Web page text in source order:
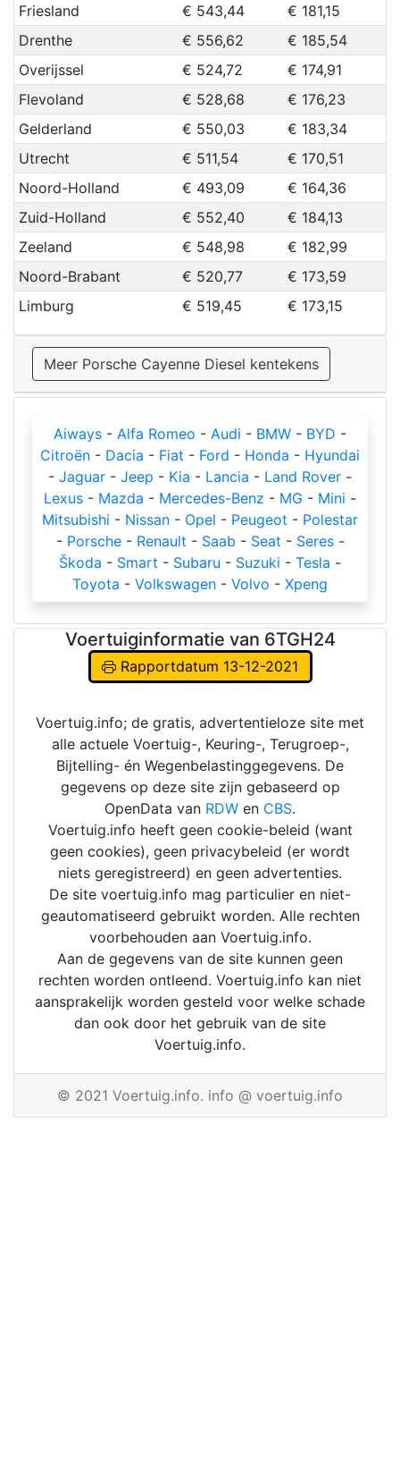
Friesland
€ 543,44
€ 181,15
Drenthe
€ 556,62
€ 185,54
Overijssel
€ 524,72
€ 174,91
Flevoland
€ 528,68
€ 176,23
Gelderland
€ 550,03
€ 183,34
Utrecht
€ 511,54
€ 170,51
Noord-Holland
€ 493,09
€ 164,36
Zuid-Holland
€ 552,40
€ 184,13
Zeeland
€ 548,98
€ 182,99
Noord-Brabant
€ 520,77
€ 173,59
Limburg
€ 519,45 € 173,15
Meer Porsche Cayenne Diesel kentekens
Aiways - Alfa Romeo - Audi - BMW - BYD -
Citroën - Dacia - Fiat - Ford - Honda - Hyundai
- Jaguar - Jeep - Kia - Lancia - Land Rover -
Lexus - Mazda - Mercedes-Benz - MG - Mini -
Mitsubishi - Nissan - Opel - Peugeot - Polestar
- Porsche- Renault - Saab - Seat - Seres-
Škoda - Smart - Subaru - Suzuki - Tesla -
Toyota - Volkswagen - Volvo - Xpeng
Voertuiginformatie van 6TGH24
Rapportdatum 13-12-2021
Voertuig.info; de gratis, advertentieloze site met
alle actuele Voertuig-, Keuring-, Terugroep-,
Bijtelling- én Wegenbelastinggegevens. De
gegevens op deze site zijn gebaseerd op
OpenData van RDW en CBS.
Voertuig.info heeft geen cookie-beleid (want
geen cookies), geen privacybeleid (er wordt
niets geregistreerd) en geen advertenties.
De site voertuig.info mag particulier en niet-
geautomatiseerd gebruikt worden. Alle rechten
voorbehouden aan Voertuig.info.
Aan de gegevens van de site kunnen geen
rechten worden ontleend. Voertuig.info kan niet
aansprakelijk worden gesteld voor welke schade
dan ook door het gebruik van de site
Voertuig.info.
© 2021 Voertuig.info. info @ voertuig.info